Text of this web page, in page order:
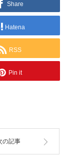
Share
Hatena
RSS
Pin it
の記事